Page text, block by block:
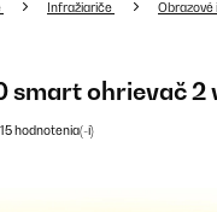
Infražiariče Obrazové
smart ohrievač 2
15 hodnotenia(-í)